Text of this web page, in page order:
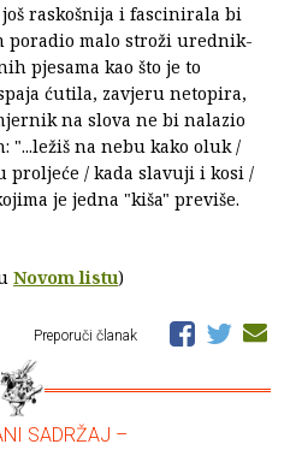
raskošnija i fascinirala bi
poradio malo stroži urednik-
pjesama kao što je to
ćutila, zavjeru netopira,
na slova ne bi nalazio
"...ležiš na nebu kako oluk /
proljeće / kada slavuji i kosi /
je jedna "kiša" previše.
Novom listu)
Preporuči članak
SADRŽAJ –